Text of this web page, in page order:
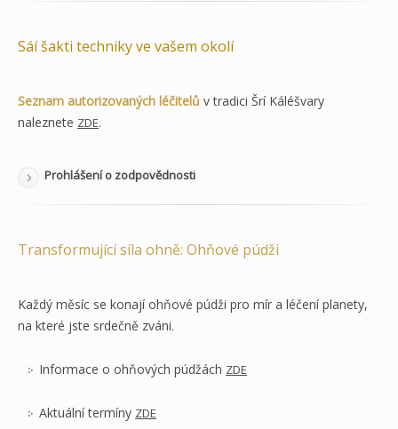
Sáí šakti techniky ve vašem okolí
Seznam autorizovaných léčitelů v tradici Šrí Káléšvary
naleznete ZDE.
Prohlášení o zodpovědnosti
Transformující síla ohně: Ohňové púdži
Každý měsíc se konají ohňové púdži pro mír a léčení planety,
na které jste srdečně zváni.
Informace o ohňových púdžách ZDE
Aktuální termíny ZDE